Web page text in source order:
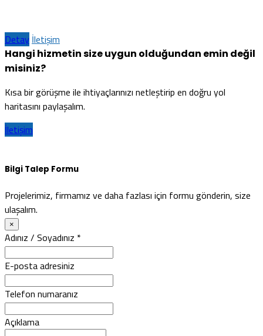
Detay İletişim
Hangi hizmetin size uygun olduğundan emin değil
misiniz?
Kısa bir görüşme ile ihtiyaçlarınızı netleştirip en doğru yol
haritasını paylaşalım.
İletişim
Bilgi Talep Formu
Projelerimiz, firmamız ve daha fazlası için formu gönderin, size
ulaşalım.
×
Adınız / Soyadınız *
E-posta adresiniz
Telefon numaranız
Açıklama